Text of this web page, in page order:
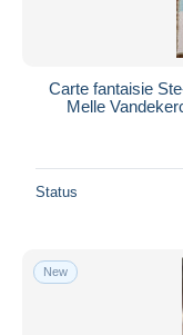
Carte fantaisie
Melle
Status
New